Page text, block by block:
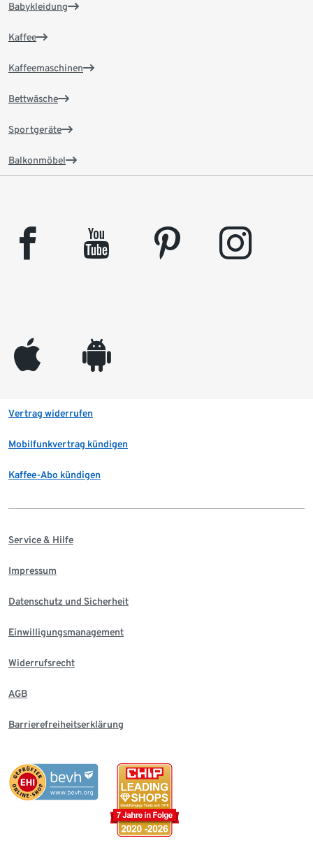
Babykleidung
Kaffee
Kaffeemaschinen
Bettwäsche
Sportgeräte
Balkonmöbel
facebook youtube pinterest instagram
appleinc android
Vertrag widerrufen
Mobilfunkvertrag kündigen
Kaffee-Abo kündigen
Service & Hilfe
Impressum
Datenschutz und Sicherheit
Einwilligungsmanagement
Widerrufsrecht
AGB
Barrierefreiheitserklärung